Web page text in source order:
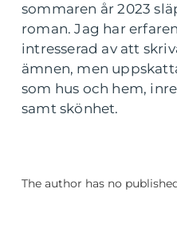
sommaren år 2023
roman. Jag har
intresserad av att
ämnen, men
som hus och hem,
samt skönhet.
The author has no